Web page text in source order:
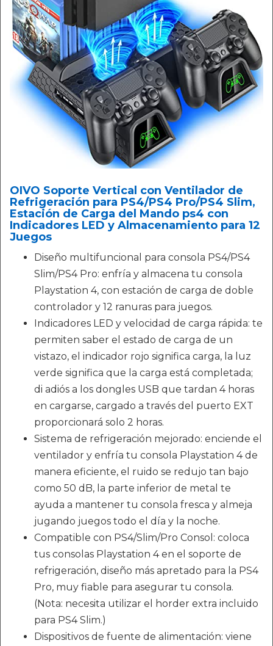
OIVO Soporte Vertical con Ventilador de
Refrigeración para PS4/PS4 Pro/PS4 Slim,
Estación de Carga del Mando ps4 con
Indicadores LED y Almacenamiento para 12
Juegos
Diseño multifuncional para consola PS4/PS4
Slim/PS4 Pro: enfría y almacena tu consola
Playstation 4, con estación de carga de doble
controlador y 12 ranuras para juegos.
Indicadores LED y velocidad de carga rápida: te
permiten saber el estado de carga de un
vistazo, el indicador rojo significa carga, la luz
verde significa que la carga está completada;
di adiós a los dongles USB que tardan 4 horas
en cargarse, cargado a través del puerto EXT
proporcionará solo 2 horas.
Sistema de refrigeración mejorado: enciende el
ventilador y enfría tu consola Playstation 4 de
manera eficiente, el ruido se redujo tan bajo
como 50 dB, la parte inferior de metal te
ayuda a mantener tu consola fresca y almeja
jugando juegos todo el día y la noche.
Compatible con PS4/Slim/Pro Consol: coloca
tus consolas Playstation 4 en el soporte de
refrigeración, diseño más apretado para la PS4
Pro, muy fiable para asegurar tu consola.
(Nota: necesita utilizar el horder extra incluido
para PS4 Slim.)
Dispositivos de fuente de alimentación: viene